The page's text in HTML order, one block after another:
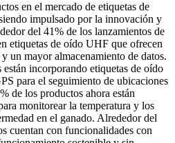
en el mercado de etiquetas de
impulsado por la innovación y
del 41% de los lanzamientos de
etiquetas de oído UHF que ofrecen
un mayor almacenamiento de datos.
incorporando etiquetas de oído
para el seguimiento de ubicaciones
de los productos ahora están
monitorear la temperatura y los
en el ganado. Alrededor del
cuentan con funcionalidades con